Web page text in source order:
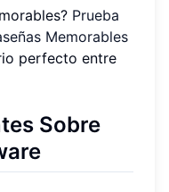
Prueba
Memorables
perfecto entre
Sobre